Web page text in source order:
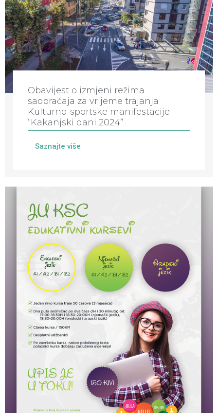
Obavijest o izmjeni režima
saobraćaja za vrijeme trajanja
Kulturno-sportske manifestacije
“Kakanjski dani 2024”
Saznajte više